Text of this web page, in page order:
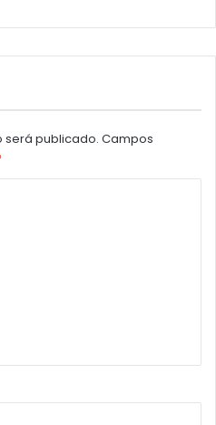
será publicado. Campos